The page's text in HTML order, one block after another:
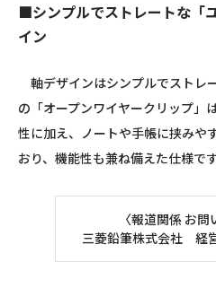
■シンプルでストレートな「
イン
軸デザインはシンプルでストレ
の「オープンワイヤークリップ」
性に加え、ノートや手帳に挟みや
おり、機能性も兼ね備えた仕様です
〈報道関係 お問
三菱鉛筆株式会社 経